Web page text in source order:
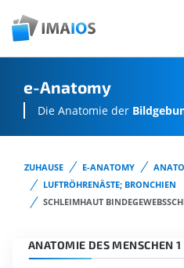
e-Anatomy
Die Anatomie der
ZUHAUSE E-ANATOMY
LUFTRÖHRENÄSTE; BRONCHIEN
SCHLEIMHAUT
ANATOMIE DES MENSCHEN 1